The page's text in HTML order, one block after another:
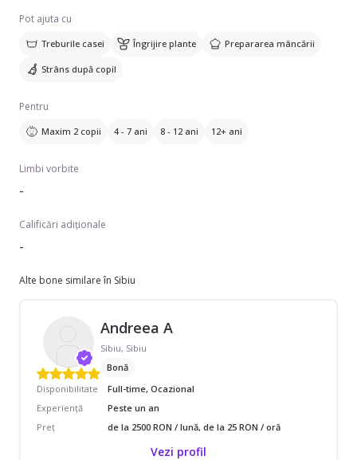
Pot ajuta cu
Treburile casei Îngrijire plante Prepararea mâncării
Strâns după copil
Pentru
Maxim 2 copii 4 - 7 ani 8 - 12 ani 12+ ani
Limbi vorbite
-
Calificări adiționale
-
Alte bone similare în Sibiu
Andreea A
Sibiu, Sibiu
Bonă
Disponibilitate
Full-time, Ocazional
Experiență
Peste un an
Preț
de la 2500 RON / lună, de la 25 RON / oră
Vezi profil